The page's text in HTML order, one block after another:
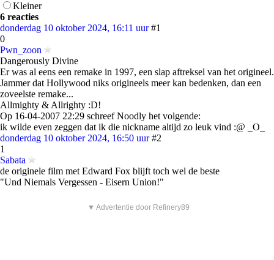
Kleiner
6 reacties
donderdag 10 oktober 2024, 16:11 uur #1
0
Pwn_zoon
Dangerously Divine
Er was al eens een remake in 1997, een slap aftreksel van het origineel.
Jammer dat Hollywood niks origineels meer kan bedenken, dan een
zoveelste remake...
Allmighty & Allrighty :D!
Op 16-04-2007 22:29 schreef Noodly het volgende:
ik wilde even zeggen dat ik die nickname altijd zo leuk vind :@ _O_
donderdag 10 oktober 2024, 16:50 uur #2
1
Sabata
de originele film met Edward Fox blijft toch wel de beste
"Und Niemals Vergessen - Eisern Union!"
▼ Advertentie door Refinery89